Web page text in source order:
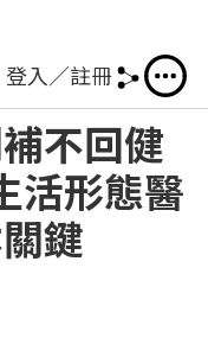
登入／註冊
不回健
活形態醫
鍵